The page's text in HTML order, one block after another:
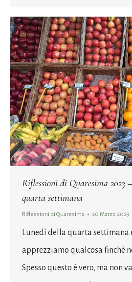
Riflessioni di Quaresima 2023
quarta settimana
Riflessioni di Quaresima 20 Marzo 2023
Lunedì della quarta
apprezziamo qualcosa finché
Spesso questo è vero, ma non